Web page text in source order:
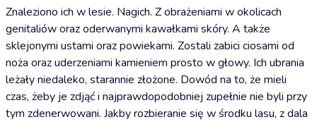
Znaleziono ich w lesie. Nagich. Z obrażeniami w okolicach
genitaliów oraz oderwanymi kawałkami skóry. A także
sklejonymi ustami oraz powiekami. Zostali zabici ciosami od
noża oraz uderzeniami kamieniem prosto w głowy. Ich ubrania
leżały niedaleko, starannie złożone. Dowód na to, że mieli
czas, żeby je zdjąć i najprawdopodobniej zupełnie nie byli przy
tym zdenerwowani. Jakby rozbieranie się w środku lasu, z dala